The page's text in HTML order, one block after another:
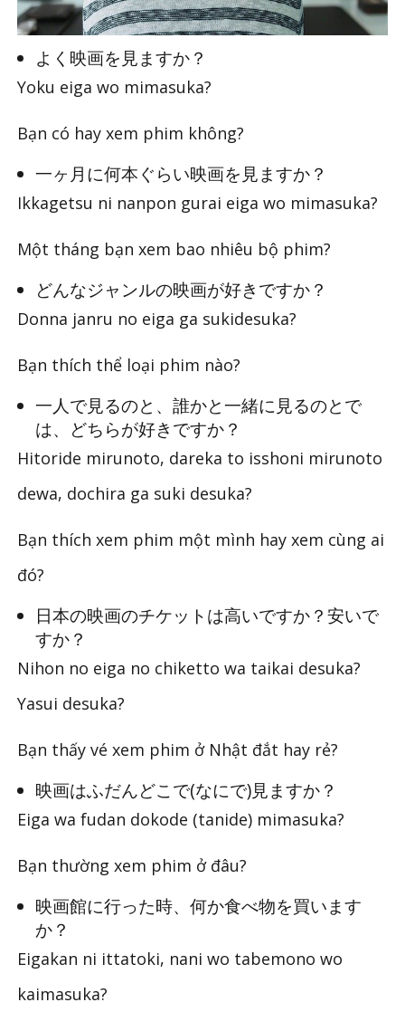
よく映画を見ますか？
Yoku eiga wo mimasuka?
Bạn có hay xem phim không?
一ヶ月に何本ぐらい映画を見ますか？
Ikkagetsu ni nanpon gurai eiga wo mimasuka?
Một tháng bạn xem bao nhiêu bộ phim?
どんなジャンルの映画が好きですか？
Donna janru no eiga ga sukidesuka?
Bạn thích thể loại phim nào?
一人で見るのと、誰かと一緒に見るのとで
は、どちらが好きですか？
Hitoride mirunoto, dareka to isshoni mirunoto
dewa, dochira ga suki desuka?
Bạn thích xem phim một mình hay xem cùng ai
đó?
日本の映画のチケットは高いですか？安いで
すか？
Nihon no eiga no chiketto wa taikai desuka?
Yasui desuka?
Bạn thấy vé xem phim ở Nhật đắt hay rẻ?
映画はふだんどこで(なにで)見ますか？
Eiga wa fudan dokode (tanide) mimasuka?
Bạn thường xem phim ở đâu?
映画館に行った時、何か食べ物を買います
か？
Eigakan ni ittatoki, nani wo tabemono wo
kaimasuka?